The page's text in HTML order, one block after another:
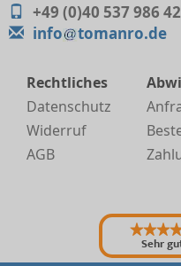
+49 (0)40 537 986
info
tomanro.de
Rechtliches
Datenschutz
Widerruf
AGB
Sehr